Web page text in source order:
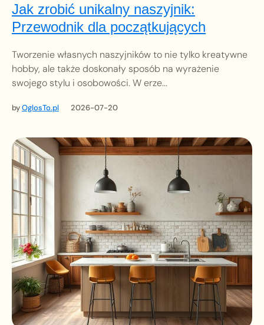
Jak zrobić unikalny naszyjnik:
Przewodnik dla początkujących
Tworzenie własnych naszyjników to nie tylko kreatywne
hobby, ale także doskonały sposób na wyrażenie
swojego stylu i osobowości. W erze...
byOglosTo.pl 2026-07-20